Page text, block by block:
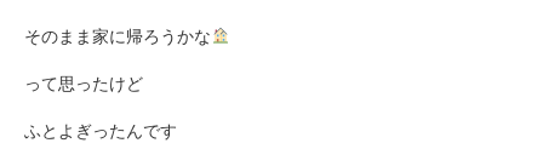
そのまま家に帰ろうかな
って思ったけど
ふとよぎったんです